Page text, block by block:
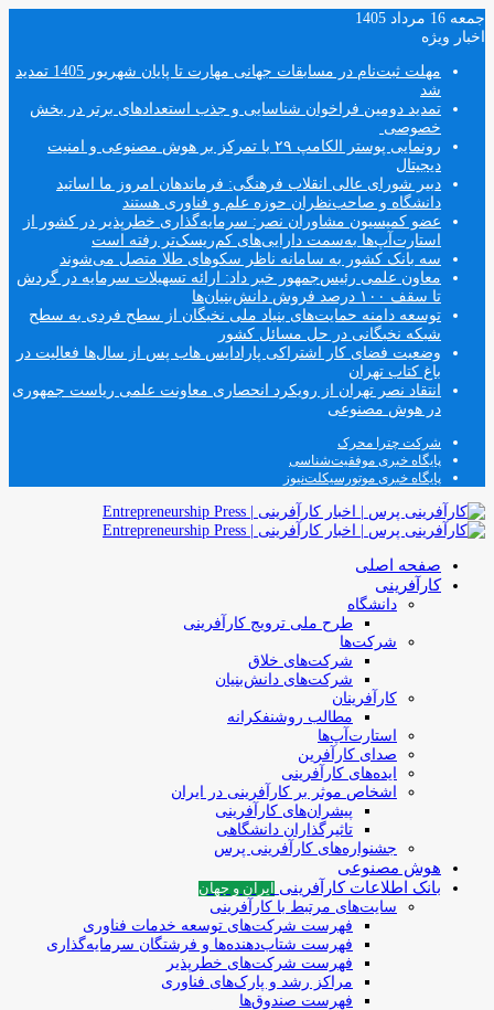
جمعه 16 مرداد 1405
اخبار ویژه
مهلت ثبت‌نام در مسابقات جهانی مهارت تا پایان شهریور 1405 تمدید
شد
تمدید دومین فراخوان شناسایی و جذب استعدادهای برتر در بخش
خصوصی
رونمایی پوستر الکامپ ۲۹ با تمرکز بر هوش مصنوعی و امنیت
دیجیتال
دبیر شورای عالی انقلاب فرهنگی: فرماندهان امروز ما اساتید
دانشگاه و صاحب‌نظران حوزه علم و فناوری هستند
عضو کمیسیون مشاوران نصر: سرمایه‌گذاری خطرپذیر در کشور از
استارت‌آپ‌ها به‌سمت دارایی‌های کم‌ریسک‌تر رفته است
سه بانک کشور به سامانه ناظر سکوهای طلا متصل می‌شوند
معاون علمی رئیس‌جمهور خبر داد: ارائه تسهیلات سرمایه در گردش
تا سقف ۱۰۰ درصد فروش دانش‌بنیان‌ها
توسعه دامنه حمایت‌های بنیاد ملی نخبگان از سطح فردی به سطح
شبکه نخبگانی در حل مسائل کشور
وضعیت فضای کار اشتراکی پارادایس هاب پس از سال‌ها فعالیت در
باغ کتاب تهران
انتقاد نصر تهران از رویکرد انحصاری معاونت علمی ریاست جمهوری
در هوش مصنوعی
شرکت چترا محرک
پایگاه خبری موفقیت‌شناسی
پایگاه خبری موتورسیکلت‌نیوز
صفحه اصلی
کارآفرینی
دانشگاه
طرح ملی ترویج کارآفرینی
شرکت‌ها
شرکت‌های خلاق
شرکت‌های دانش‌بنیان
کارآفرینان
مطالب روشنفکرانه
استارت‌آپ‌ها
صدای کارآفرین
ایده‌های کارآفرینی
اشخاص موثر بر کارآفرینی در ایران
پیشران‌های کارآفرینی
تاثیرگذاران دانشگاهی
جشنواره‌های کارآفرینی‌ پرس
هوش مصنوعی
بانک اطلاعات کارآفرینی
ایران و جهان
سایت‌های مرتبط با کارآفرینی
فهرست شرکت‌های‌‌ توسعه‌ خدمات فناوری
فهرست شتاب‌دهنده‌ها‌ و فرشتگان‌ سرمایه‌گذاری
فهرست شرکت‌های خطرپذیر
مراکز رشد و پارک‌های فناوری
فهرست صندوق‌ها